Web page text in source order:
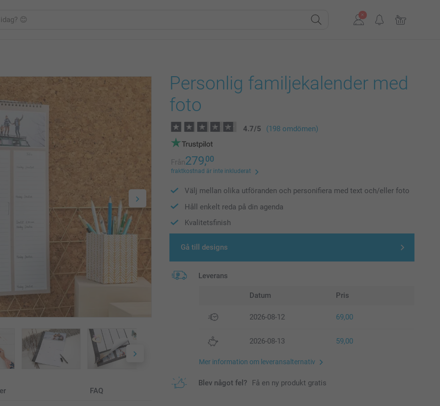
FAQ
Personlig familjekalender med
foto
4.7/5 (198 omdömen)
Från279,00
fraktkostnad är inte inkluderat
Välj mellan olika utföranden och personifiera med text och/eller foto
Håll enkelt reda på din agenda
Kvalitetsfinish
Gå till designs
Leverans
Datum Pris
2026-08-12 69,00
2026-08-13 59,00
Mer information om leveransalternativ
Blev något fel? Få en ny produkt gratis